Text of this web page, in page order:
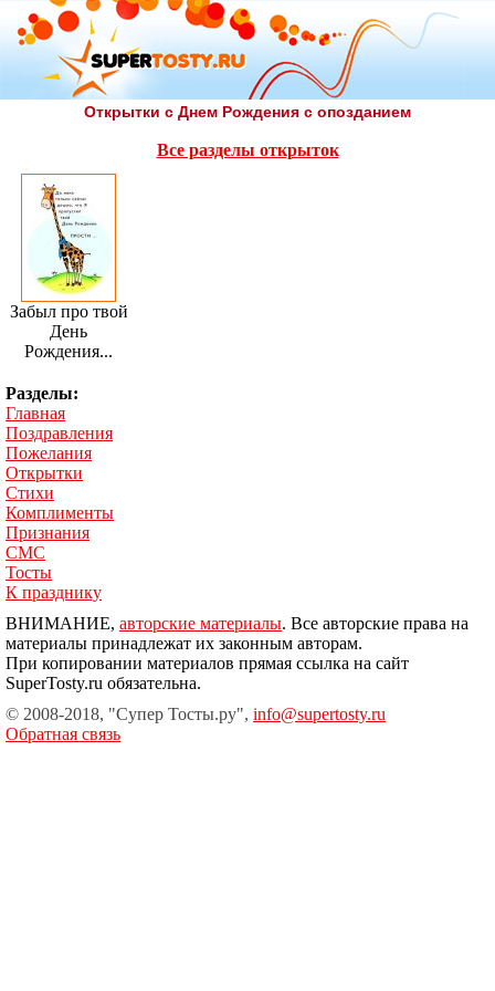
Открытки с Днем Рождения с опозданием
Все разделы открыток
Забыл про твой
День
Рождения...
Разделы:
Главная
Поздравления
Пожелания
Открытки
Стихи
Комплименты
Признания
СМС
Тосты
К празднику
ВНИМАНИЕ, авторские материалы. Все авторские права на
материалы принадлежат их законным авторам.
При копировании материалов прямая ссылка на сайт
SuperTosty.ru обязательна.
© 2008-2018, "Супер Тосты.ру", info@supertosty.ru
Обратная связь